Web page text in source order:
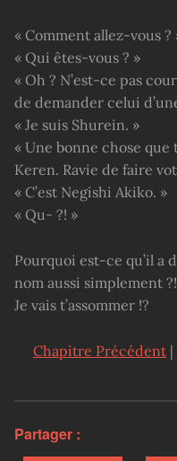
« Comment allez-vous ?
« Qui êtes-vous ? »
« Oh ? N’est-ce pas
de demander celui
« Je suis Shurein. »
« Une bonne chose que
Keren. Ravie de faire
« C’est Negishi Akiko. »
« Qu- ?! »
Pourquoi est-ce qu’il a
nom aussi simplement ?!
Je vais t’assommer !?
Chapitre Précédent |
Partager :